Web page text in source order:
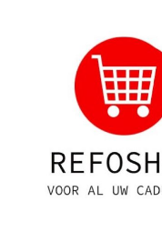
navigatie